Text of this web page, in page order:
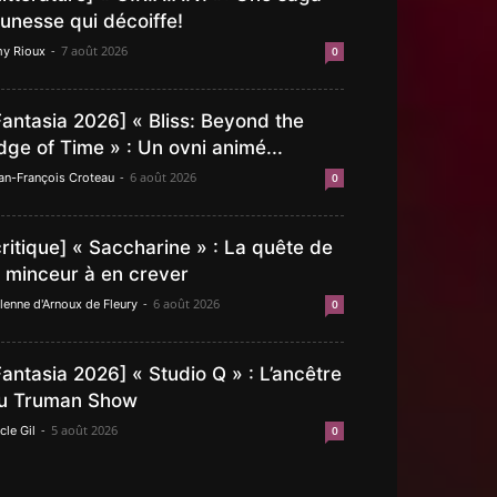
qui décoiffe!
Rioux - 7 août 2026 0
2026] « Bliss: Beyond the
of Time » : Un ovni animé...
François Croteau - 6 août 2026 0
« Saccharine » : La quête de
minceur à en crever
d'Arnoux de Fleury - 6 août 2026 0
2026] « Studio Q » : L’ancêtre
Truman Show
Gil - 5 août 2026 0